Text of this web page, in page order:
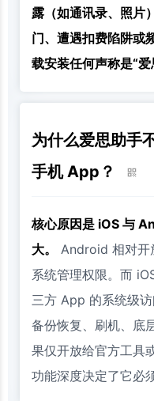
露（如通讯录、照片
门、遭遇扣费陷阱或
载安装任何声称是“爱
为什么爱思助手
手机 App？
核心原因是 iOS 与
大。
Android 相对开
系统管理权限。而
三方 App 的系统级
备份恢复、刷机、底
果仅开放给官方工具
功能深度决定了它必